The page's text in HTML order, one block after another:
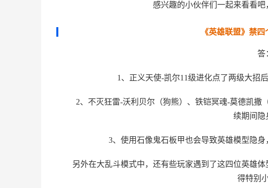
感兴趣的小伙伴们一起来看看吧
《英雄联盟》禁
答
1、正义天使-凯尔11级进化点了两级大招
2、不灭狂雷-沃利贝尔（狗熊）、铁铠冥魂-莫德凯
续期间隐
3、使用石像鬼石板甲也会导致英雄模型隐身
另外在大乱斗模式中，还有些玩家遇到了这四位英雄
得特别小